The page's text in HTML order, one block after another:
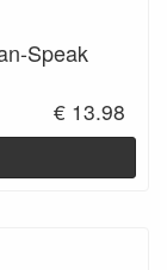
Speak
€ 13.98